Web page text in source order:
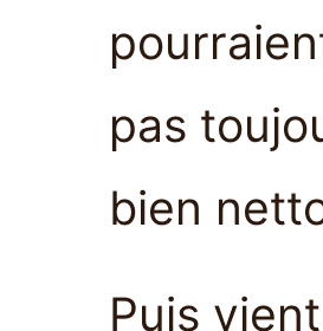
pas
bien
Puis